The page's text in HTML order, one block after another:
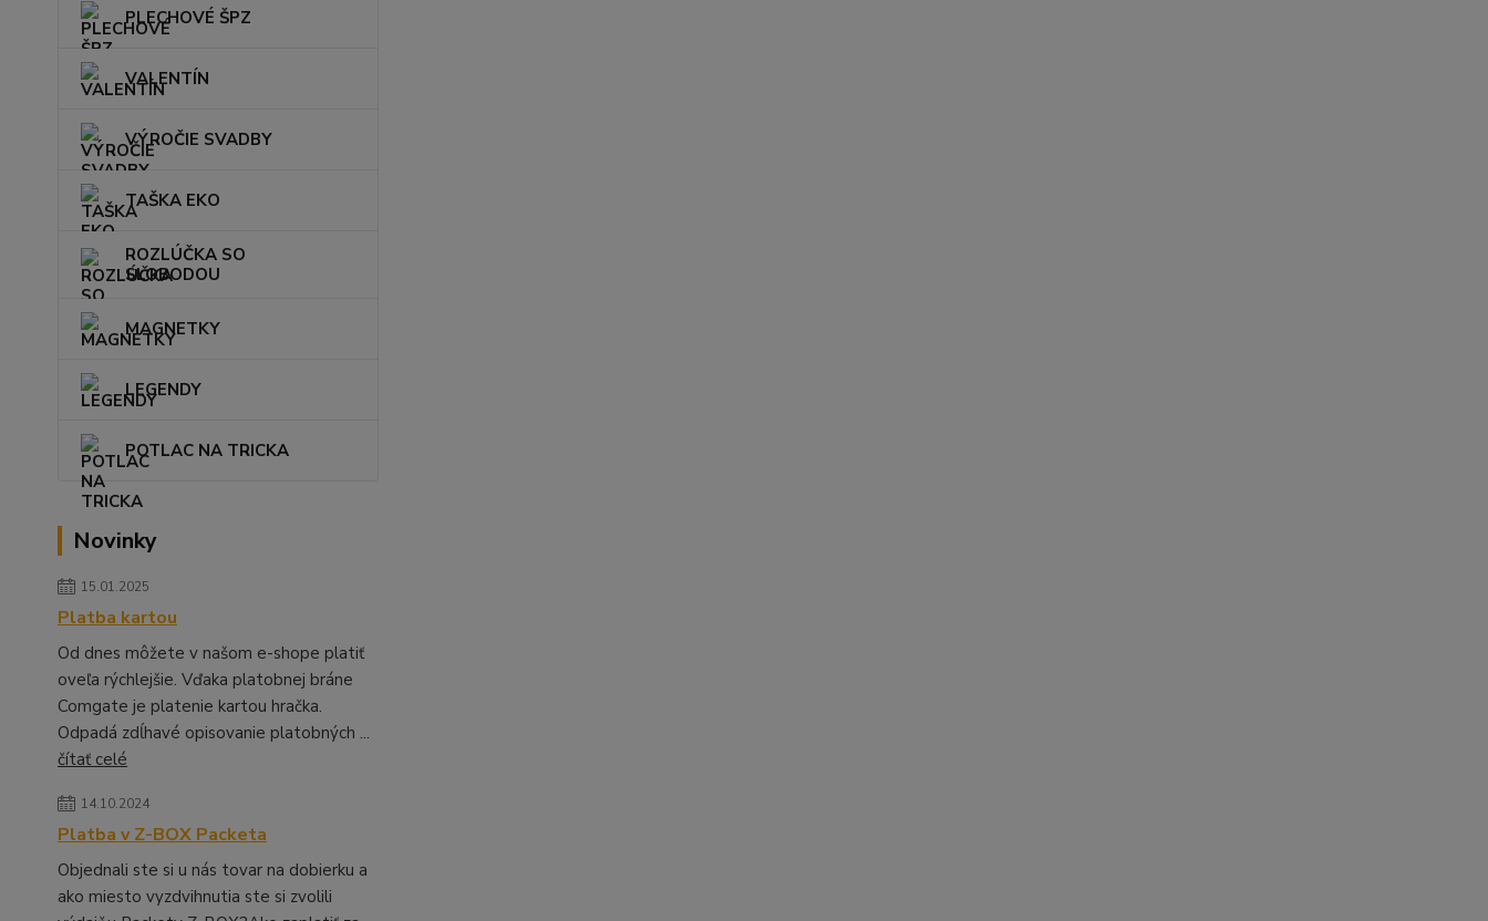
PLECHOVÉ ŠPZ
VALENTÍN
VÝROČIE SVADBY
TAŠKA EKO
ROZLÚČKA SO
SLOBODOU
MAGNETKY
LEGENDY
POTLAC NA TRICKA
Novinky
15.01.2025
Platba kartou
Od dnes môžete v našom e-shope platiť
oveľa rýchlejšie. Vďaka platobnej bráne
Comgate je platenie kartou hračka.
Odpadá zdĺhavé opisovanie platobných ...
čítať celé
14.10.2024
Platba v Z-BOX Packeta
Objednali ste si u nás tovar na dobierku a
ako miesto vyzdvihnutia ste si zvolili